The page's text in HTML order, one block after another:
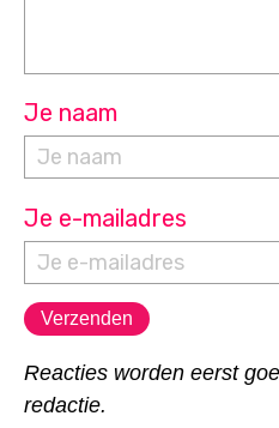
Je naam
Je e-mailadres
Reacties worden eerst
redactie.